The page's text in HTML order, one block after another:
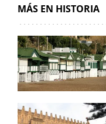
MÁS EN HISTORIA